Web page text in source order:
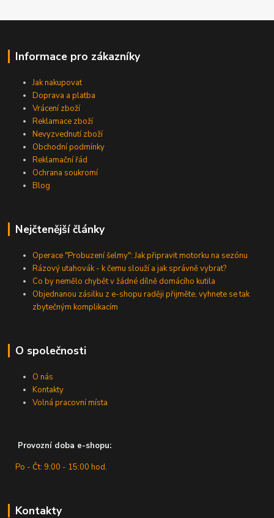
Informace pro zákazníky
Jak nakupovat
Doprava a platba
Vrácení zboží
Reklamace zboží
Nevyzvednutí zboží
Obchodní podmínky
Reklamační řád
Ochrana soukromí
Blog
Nejčtenější články
Operace "Probuzení šelmy": Jak připravit motorku na sezónu
Rázový utahovák - k čemu slouží a jak správně vybrat?
Co by nemělo chybět v žádné dílně domácího kutila
Objednanou zásilku z e-shopu raději přijměte, vyhnete se tak
zbytečným komplikacím
O společnosti
O nás
Kontakty
Volná pracovní místa
Provozní doba e-shopu:
Po - Čt: 9:00 - 15:00 hod.
Kontakty